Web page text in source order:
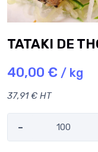
TATAKI DE
40,00 € / kg
37,91 € HT
-